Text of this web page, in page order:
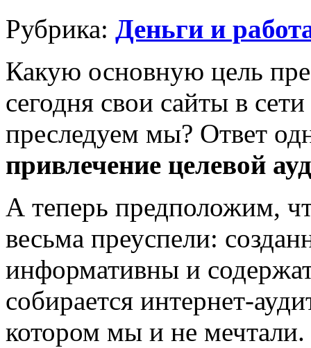
Рубрика: Деньги и
Какую основную цель
сегодня свои сайты в
преследуем мы? Ответ
привлечение целевой
А теперь предположим,
весьма преуспели:
информативны и
собирается интернет-
котором мы и не мечтали.